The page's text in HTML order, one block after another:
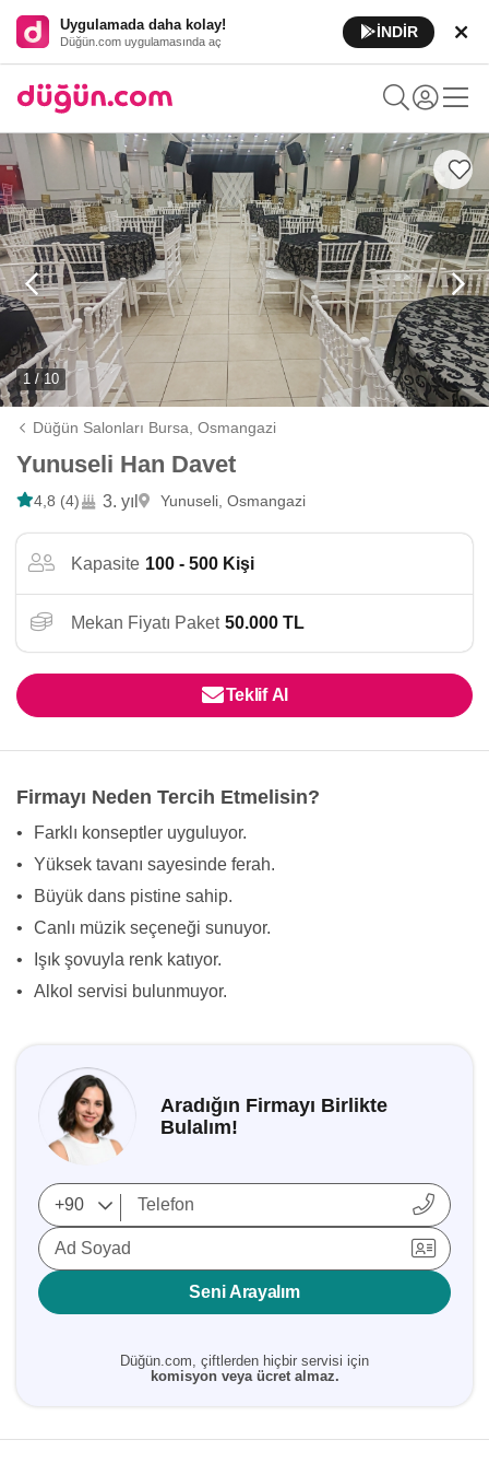
Uygulamada daha kolay!
Düğün.com uygulamasında aç
İNDİR
1 / 10
Düğün Salonları Bursa,Osmangazi
Yunuseli Han Davet
4,8 (4) 3. yıl Yunuseli, Osmangazi
Kapasite 100 - 500 Kişi
Mekan Fiyatı Paket 50.000 TL
Teklif Al
Firmayı Neden Tercih Etmelisin?
•
Farklı konseptler uyguluyor.
•
Yüksek tavanı sayesinde ferah.
•
Büyük dans pistine sahip.
•
Canlı müzik seçeneği sunuyor.
•
Işık şovuyla renk katıyor.
•
Alkol servisi bulunmuyor.
Aradığın Firmayı Birlikte
Bulalım!
Ad Soyad
Seni Arayalım
Düğün.com, çiftlerden hiçbir servisi için
komisyon veya ücret almaz.